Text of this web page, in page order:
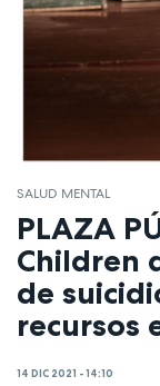
SALUD MENTAL
PLAZA
Children
de
recursos
14 DIC 2021 - 14:10